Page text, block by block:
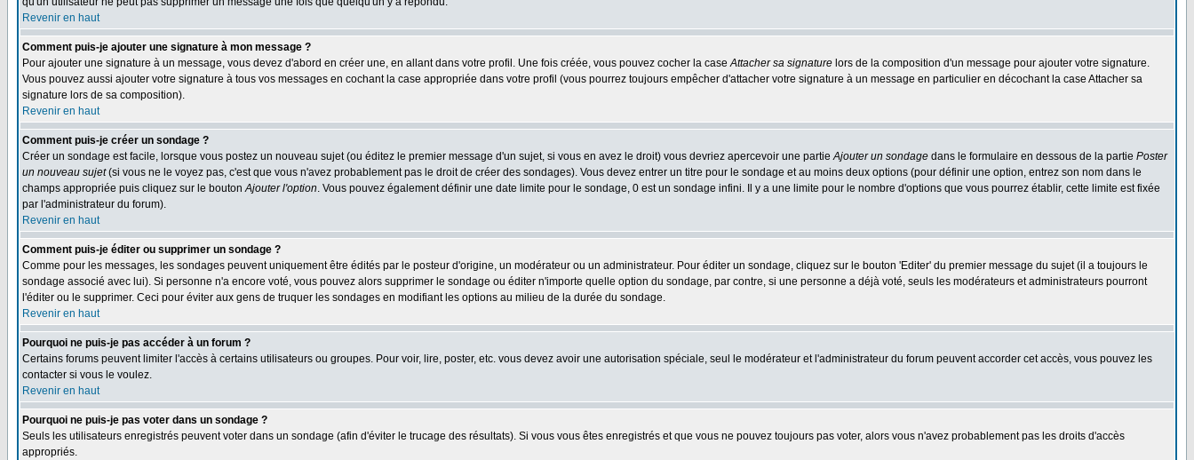
Revenir en haut
Comment puis-je ajouter une signature à mon message ?
Pour ajouter une signature à un message, vous devez d'abord en créer une, en allant dans votre profil. Une fois créée, vous pouvez cocher la caseAttacher sa signature lors de la composition d'un message pour ajouter votre signature.
Vous pouvez aussi ajouter votre signature à tous vos messages en cochant la case appropriée dans votre profil (vous pourrez toujours empêcher d'attacher votre signature à un message en particulier en décochant la case Attacher sa
signature lors de sa composition).
Revenir en haut
Comment puis-je créer un sondage ?
Créer un sondage est facile, lorsque vous postez un nouveau sujet (ou éditez le premier message d'un sujet, si vous en avez le droit) vous devriez apercevoir une partieAjouter un sondage dans le formulaire en dessous de la partie Poster
un nouveau sujet(si vous ne le voyez pas, c'est que vous n'avez probablement pas le droit de créer des sondages). Vous devez entrer un titre pour le sondage et au moins deux options (pour définir une option, entrez son nom dans le
champs appropriée puis cliquez sur le boutonAjouter l'option. Vous pouvez également définir une date limite pour le sondage, 0 est un sondage infini. Il y a une limite pour le nombre d'options que vous pourrez établir, cette limite est fixée
par l'administrateur du forum).
Revenir en haut
Comment puis-je éditer ou supprimer un sondage ?
Comme pour les messages, les sondages peuvent uniquement être édités par le posteur d'origine, un modérateur ou un administrateur. Pour éditer un sondage, cliquez sur le bouton 'Editer' du premier message du sujet (il a toujours le
sondage associé avec lui). Si personne n'a encore voté, vous pouvez alors supprimer le sondage ou éditer n'importe quelle option du sondage, par contre, si une personne a déjà voté, seuls les modérateurs et administrateurs pourront
l'éditer ou le supprimer. Ceci pour éviter aux gens de truquer les sondages en modifiant les options au milieu de la durée du sondage.
Revenir en haut
Pourquoi ne puis-je pas accéder à un forum ?
Certains forums peuvent limiter l'accès à certains utilisateurs ou groupes. Pour voir, lire, poster, etc. vous devez avoir une autorisation spéciale, seul le modérateur et l'administrateur du forum peuvent accorder cet accès, vous pouvez les
contacter si vous le voulez.
Revenir en haut
Pourquoi ne puis-je pas voter dans un sondage ?
Seuls les utilisateurs enregistrés peuvent voter dans un sondage (afin d'éviter le trucage des résultats). Si vous vous êtes enregistrés et que vous ne pouvez toujours pas voter, alors vous n'avez probablement pas les droits d'accès
appropriés.